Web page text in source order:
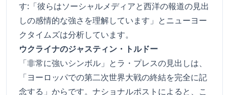
す:「彼らはソーシャルメディアと西洋の報道の見出
しの感情的な強さを理解しています」とニューヨー
クタイムズは分析しています。
ウクライナのジャスティン・トルドー
「非常に強いシンボル」とラ・プレスの見出しは、
「ヨーロッパでの第二次世界大戦の終結を完全に記
念する」からです。ナショナルポストによると、こ